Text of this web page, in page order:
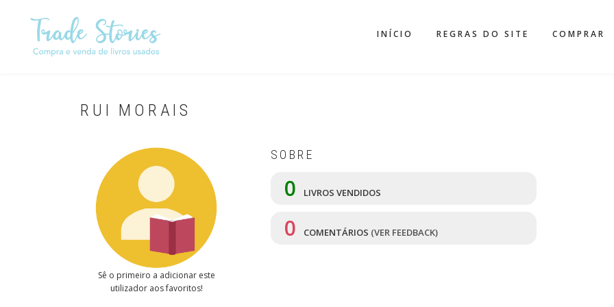
conteúdo
INÍCIO REGRAS DO SITE COMPRAR
RUI MORAIS
Sê o primeiro a adicionar este
utilizador aos favoritos!
SOBRE
0 LIVROS VENDIDOS
0 COMENTÁRIOS (VER FEEDBACK)